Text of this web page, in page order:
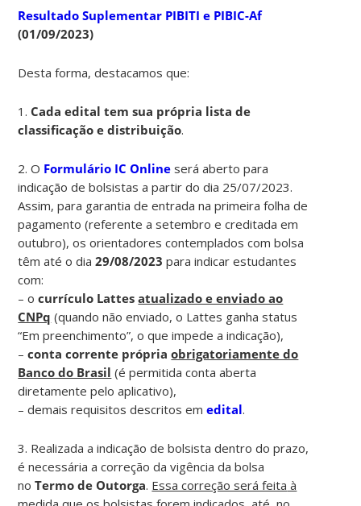
Resultado Suplementar PIBITI e PIBIC-Af
(01/09/2023)
Desta forma, destacamos que:
1. Cada edital tem sua própria lista de
classificação e distribuição.
2. O Formulário IC Online será aberto para
indicação de bolsistas a partir do dia 25/07/2023.
Assim, para garantia de entrada na primeira folha de
pagamento (referente a setembro e creditada em
outubro), os orientadores contemplados com bolsa
têm até o dia29/08/2023 para indicar estudantes
com:
– ocurrículo Lattesatualizado e enviado ao
CNPq (quando não enviado, o Lattes ganha status
“Em preenchimento”, o que impede a indicação),
–conta corrente própriaobrigatoriamente do
Banco do Brasil (é permitida conta aberta
diretamente pelo aplicativo),
– demais requisitos descritos emedital.
3. Realizada a indicação de bolsista dentro do prazo,
é necessária a correção da vigência da bolsa
noTermo de Outorga. Essa correção será feita à